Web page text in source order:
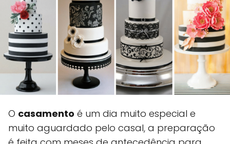
O casamento é um dia muito especial e
muito aguardado pelo casal, a preparação